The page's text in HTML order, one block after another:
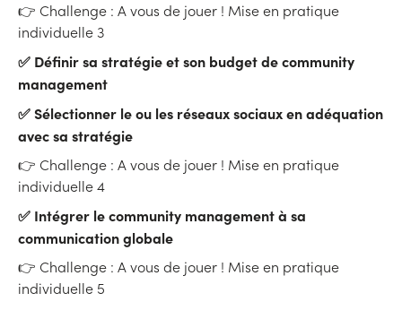
👉 Challenge : A vous de jouer ! Mise en pratique
individuelle 3
✅ Définir sa stratégie et son budget de community
management
✅ Sélectionner le ou les réseaux sociaux en adéquation
avec sa stratégie
👉 Challenge : A vous de jouer ! Mise en pratique
individuelle 4
✅ Intégrer le community management à sa
communication globale
👉 Challenge : A vous de jouer ! Mise en pratique
individuelle 5